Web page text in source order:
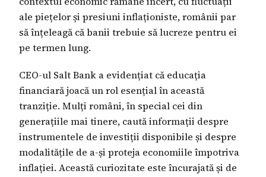
ale piețelor și presiuni inflaționiste, românii par
să înțeleagă că banii trebuie să lucreze pentru ei
pe termen lung.
CEO-ul Salt Bank a evidențiat că educația
financiară joacă un rol esențial în această
tranziție. Mulți români, în special cei din
generațiile mai tinere, caută informații despre
instrumentele de investiții disponibile și despre
modalitățile de a-și proteja economiile împotriva
inflației. Această curiozitate este încurajată și de